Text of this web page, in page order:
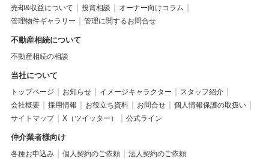
売却&収益について
投資相談
オーナー向けコラム
管理物件ギャラリー
管理に関するお問合せ
不動産相続について
不動産相続の相談
当社について
トップページ お知らせ イメージキャラクター
スタッフ紹介
会社概要
採用情報 お役立ち資料 お問合せ
個人情報保護の取扱い
サイトマップ
X（ツイッター） 公式ライン
仲介業者様向け
各種お申込み 個人契約のご依頼 法人契約のご依頼